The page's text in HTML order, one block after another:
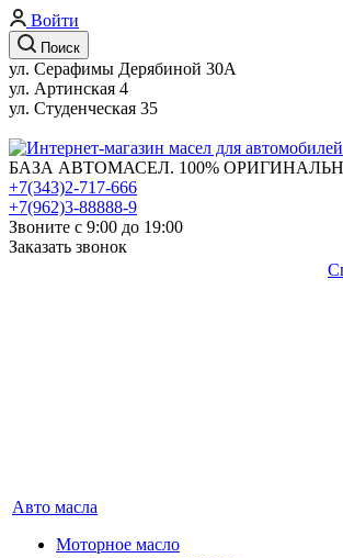
Войти
Поиск
ул. Серафимы Дерябиной 30А
ул. Артинская 4
ул. Студенческая 35
БАЗА АВТОМАСЕЛ. 100%
+7(343)2-717-666
+7(962)3-88888-9
Звоните с 9:00 до 19:00
Заказать звонок
Авто масла
Моторное масло